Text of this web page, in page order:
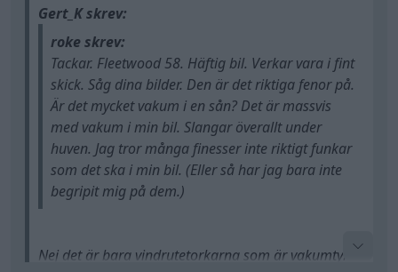
Nej det är bara vindrutetorkarna som är vakumtyrt i
vår, resten är wire.
Jag hade en Cheva El Camino -74 för många år
sedan så jag vet vad du menar....
Bilderna på vår -58: ljuger lite då lacken är matt
(originallacken) och det finns några småbulor men
den är rostfri och har hyfsad krom och vår bil
kommer inte heller renoveras utan bara repareras
när det behövs så att den håller sig i ett trafikdugligt
Härligt. Låter som en nivå i min smak. Ibland, och
när det blir (för) mycket finesser så funderar jag på
om det inte vore bäst om utvecklingen stannat vid
T-Ford och vedspis.
Citera